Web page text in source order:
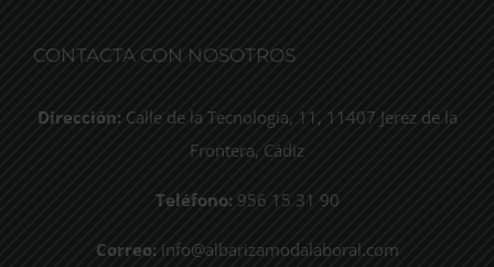
CONTACTA CON NOSOTROS
Dirección:Calle de la Tecnología, 11, 11407 Jerez de la
Frontera, Cádiz
Teléfono: 956 15 31 90
Correo:info@albarizamodalaboral.com